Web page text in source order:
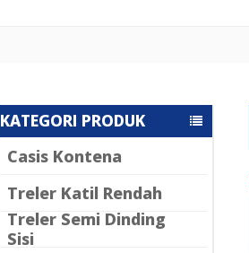
KATEGORI PRODUK
Casis Kontena
Treler Katil Rendah
Treler Semi Dinding
Sisi